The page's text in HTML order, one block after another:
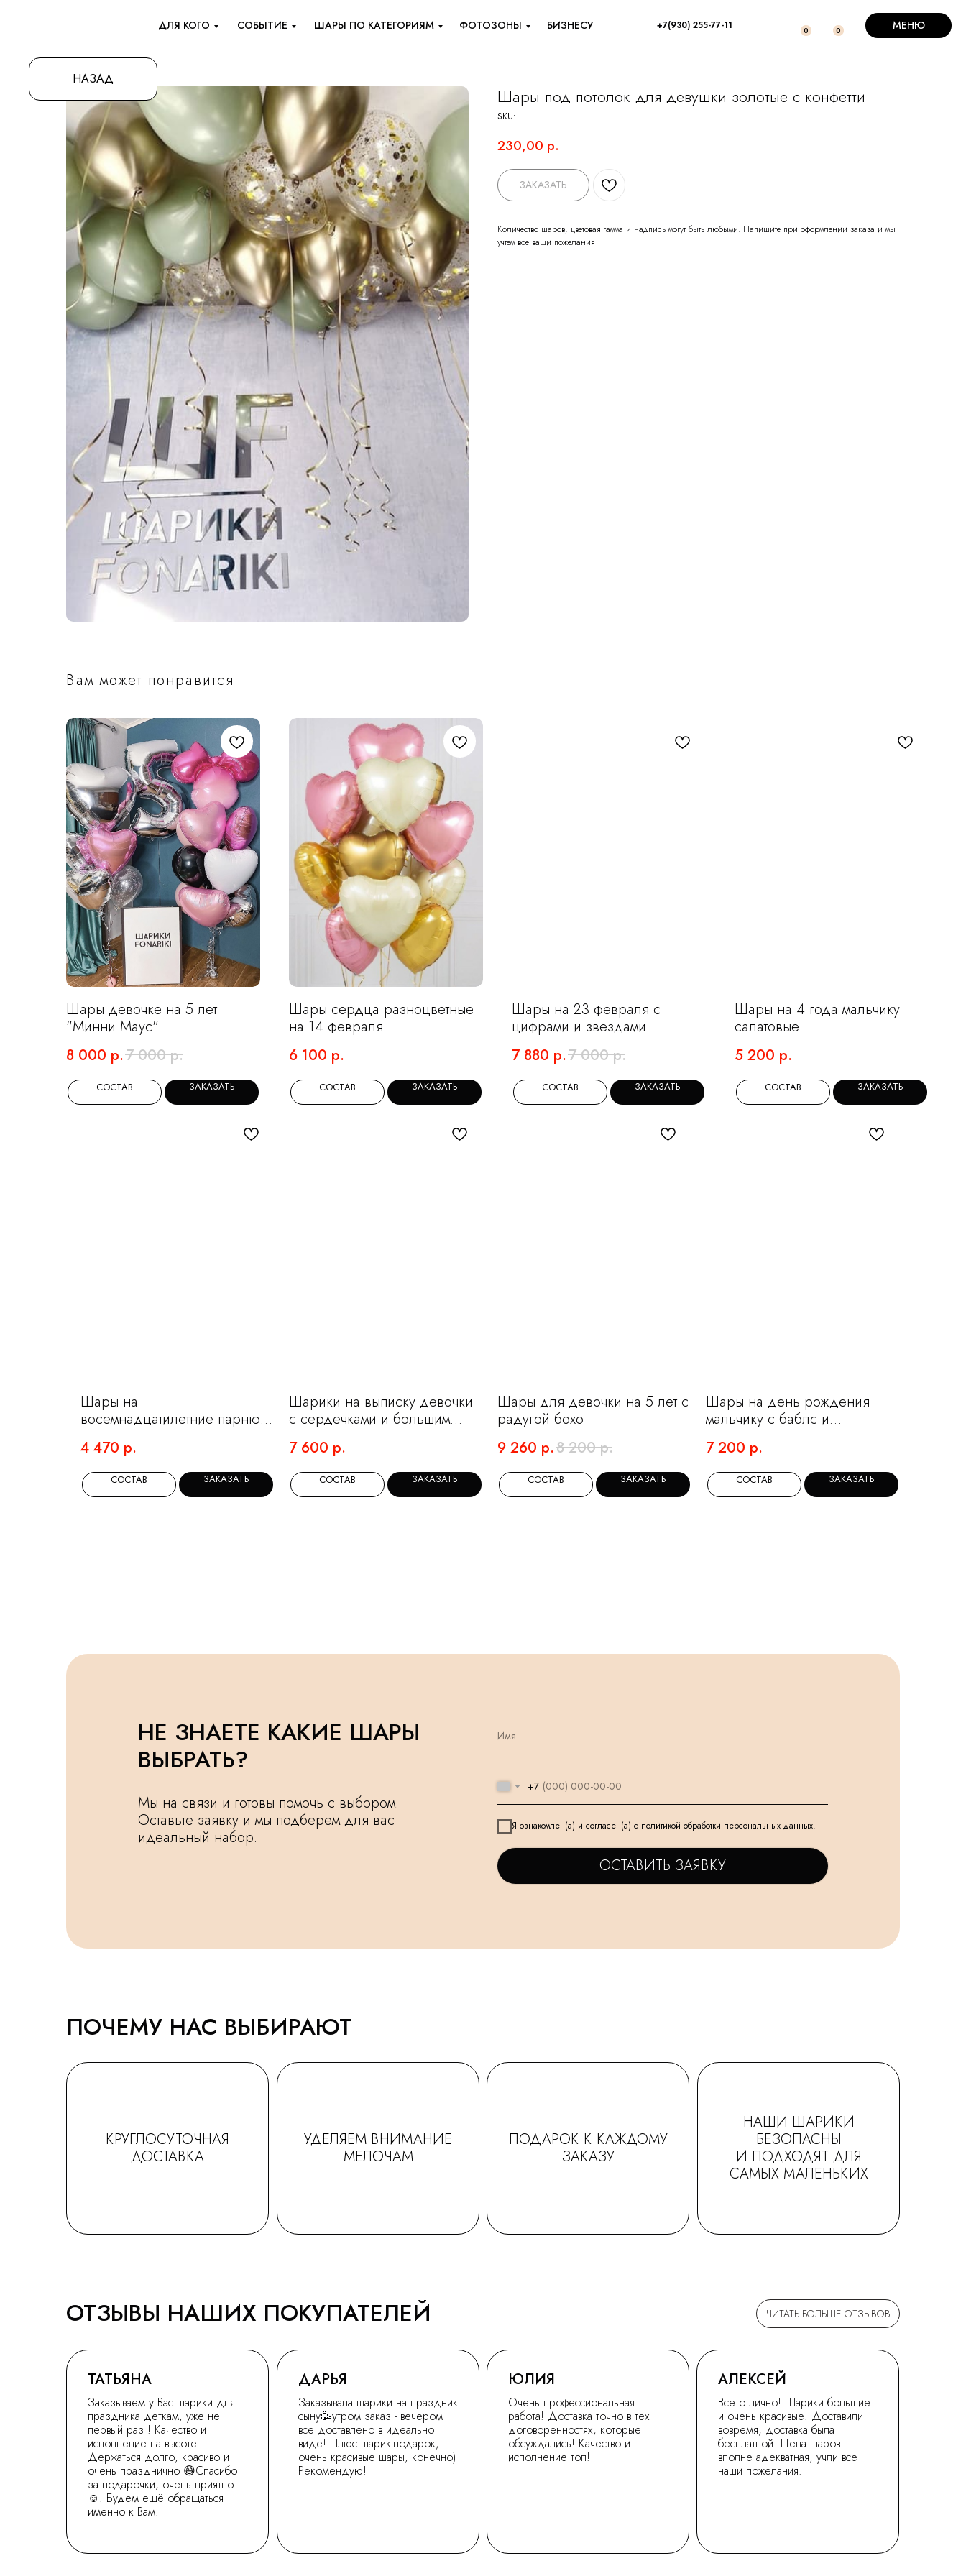
0
0
+7(930) 255-77-11
БИЗНЕСУ
ФОТОЗОНЫ
ШАРЫ ПО КАТЕГОРИЯМ
СОБЫТИЕ
ДЛЯ КОГО МЕНЮ
НАЗАД
Шары под потолок для девушки золотые с конфетти
SKU:
230,00 р.
ЗАКАЗАТЬ
Количество шаров, цветовая гамма и надпись могут быть любыми. Напишите при оформлении заказа и мы
учтем все ваши пожелания
Вам может понравится
Шары девочке на 5 лет
"Минни Маус"
8 000 р.7 000 р.
СОСТАВ ЗАКАЗАТЬ
Шары сердца разноцветные
на 14 февраля
6 100 р.
СОСТАВ ЗАКАЗАТЬ
Шары на 23 февраля с
цифрами и звездами
7 880 р.7 000 р.
СОСТАВ ЗАКАЗАТЬ
Шары на 4 года мальчику
салатовые
5 200 р.
СОСТАВ ЗАКАЗАТЬ
Шары на
восемнадцатилетние парню с
4 470 р.
СОСТАВ ЗАКАЗАТЬ
Шарики на выписку девочки
с сердечками и большим
7 600 р.
СОСТАВ ЗАКАЗАТЬ
Шары для девочки на 5 лет с
радугой бохо
9 260 р.8 200 р.
СОСТАВ ЗАКАЗАТЬ
Шары на день рождения
мальчику с баблс и
7 200 р.
СОСТАВ ЗАКАЗАТЬ
НЕ ЗНАЕТЕ КАКИЕ ШАРЫ
ВЫБРАТЬ?
Мы на связи и готовы помочь с выбором.
Оставьте заявку и мы подберем для вас
идеальный набор.
+7
Я ознакомлен(а) и согласен(а) с политикой обработки персональных данных.
ОСТАВИТЬ ЗАЯВКУ
ПОЧЕМУ НАС ВЫБИРАЮТ
КРУГЛОСУТОЧНАЯ
ДОСТАВКА
УДЕЛЯЕМ ВНИМАНИЕ
МЕЛОЧАМ
ПОДАРОК К КАЖДОМУ
ЗАКАЗУ
НАШИ ШАРИКИ
БЕЗОПАСНЫ
И ПОДХОДЯТ ДЛЯ
САМЫХ МАЛЕНЬКИХ
ЧИТАТЬ БОЛЬШЕ ОТЗЫВОВ
ОТЗЫВЫ НАШИХ ПОКУПАТЕЛЕЙ
Заказывала шарики на праздник
сыну🥳утром заказ - вечером
все доставлено в идеально
виде! Плюс шарик-подарок,
очень красивые шары, конечно)
Рекомендую!
ДАРЬЯ ЮЛИЯ
Очень профессиональная
работа! Доставка точно в тех
договоренностях, которые
обсуждались! Качество и
исполнение топ!
ТАТЬЯНА
Заказываем у Вас шарики для
праздника деткам, уже не
первый раз ! Качество и
исполнение на высоте.
Держаться долго, красиво и
очень празднично 😄Спасибо
за подарочки, очень приятно
☺. Будем ещё обращаться
именно к Вам!
АЛЕКСЕЙ
Все отлично! Шарики большие
и очень красивые. Доставили
вовремя, доставка была
бесплатной. Цена шаров
вполне адекватная, учли все
наши пожелания.